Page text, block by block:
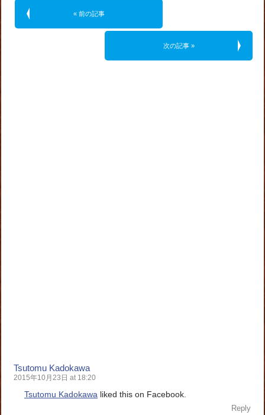
« 前の記事
次の記事 »
Tsutomu Kadokawa
2015年10月23日 at 18:20
Tsutomu Kadokawa liked this on Facebook.
Reply